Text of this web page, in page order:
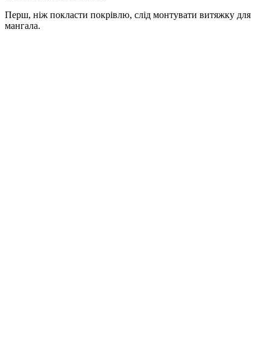
Перш, ніж покласти покрівлю, слід монтувати витяжку для
мангала.